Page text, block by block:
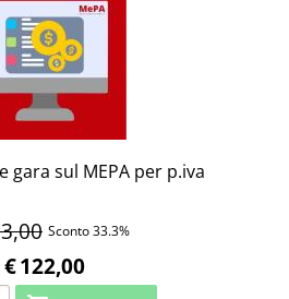
gara sul MEPA per p.iva
Sconto 33.3%
€122,00